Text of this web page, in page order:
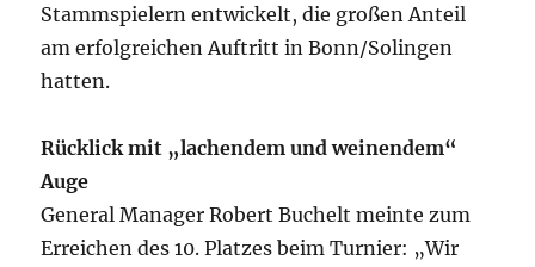
Stammspielern entwickelt, die großen Anteil
am erfolgreichen Auftritt in Bonn/Solingen
hatten.
Rücklick mit „lachendem und weinendem“
Auge
General Manager Robert Buchelt meinte zum
Erreichen des 10. Platzes beim Turnier: „Wir